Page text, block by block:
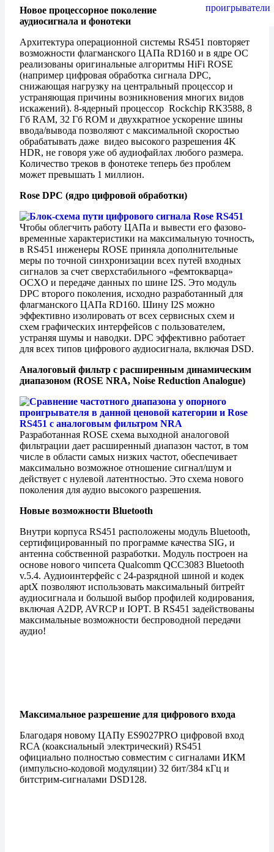
проигрыватели
Новое процессорное поколение для обработки
аудиосигнала и фонотеки
Архитектура операционной системы RS451 повторяет
возможности флагманского ЦАПа RD160 и в ядре ОС
реализованы оригинальные алгоритмы HiFi ROSE
(например цифровая обработка сигнала DPC,
снижающая нагрузку на центральный процессор и
устраняющая причины возникновения многих видов
искажений). 8-ядерный процессор Rockchip RK3588, 8
Гб RAM, 32 Гб ROM и двухкратное ускорение шины
ввода/вывода позволяют с максимальной скоростью
обрабатывать даже видео высокого разрешения 4K
HDR, не говоря уже об аудиофайлах любого размера.
Количество треков в фонотеке теперь без проблем
может превышать 1 миллион.
Rose DPC (ядро цифровой обработки)
Чтобы облегчить работу ЦАПа и вывести его фазово-
временные характеристики на максимальную точность,
в RS451 инженеры ROSE приняла дополнительные
меры по точной синхронизации всех путей входных
сигналов за счет сверхстабильного «фемтокварца»
OCXO и передаче данных по шине I2S. Это модуль
DPC второго поколения, исходно разработанный для
флагманского ЦАПа RD160. Шину I2S можно
эффективно изолировать от всех сервисных схем и
схем графических интерфейсов с пользователем,
устраняя шумы и наводки. DPC эффективно работает
для всех типов цифрового аудиосигнала, включая DSD.
Аналоговый фильтр с расширенным динамическим
диапазоном (ROSE NRA, Noise Reduction Analogue)
Разработанная ROSE схема выходной аналоговой
фильтрации дает расширенный диапазон частот, в том
числе в области самых низких частот, обеспечивает
максимально возможное отношение сигнал/шум и
действует с нулевой латентностью. Это схема нового
поколения для аудио высокого разрешения.
Новые возможности Bluetooth
Внутри корпуса RS451 расположены модуль Bluetooth,
сертифицированный по программе качества SIG, и
антенна собственной разработки. Модуль построен на
основе нового чипсета Qualcomm QCC3083 Bluetooth
v.5.4. Аудиоинтерфейс с 24-разрядной шиной и кодек
aptX позволяют использовать максимальный битрейт
аудиосигнала и большой выбор профилей кодирования,
включая A2DP, AVRCP и IOPT. В RS451 задействованы
максимальные возможности беспроводной передачи
аудио!
Максимальное разрешение для цифрового входа
Благодаря новому ЦАПу ES9027PRO цифровой вход
RCA (коаксиальный электрический) RS451
официально полностью совместим с сигналами ИКМ
(импульсно-кодовой модуляции) 32 бит/384 кГц и
битстрим-сигналами DSD128.